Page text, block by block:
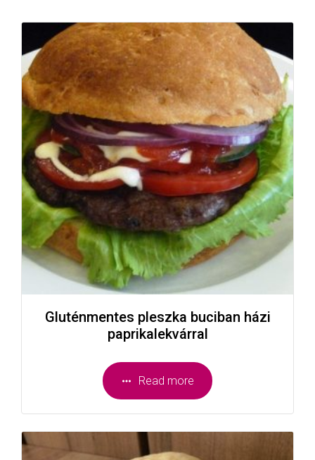
Gluténmentes pleszka buciban házi
paprikalekvárral
Read more